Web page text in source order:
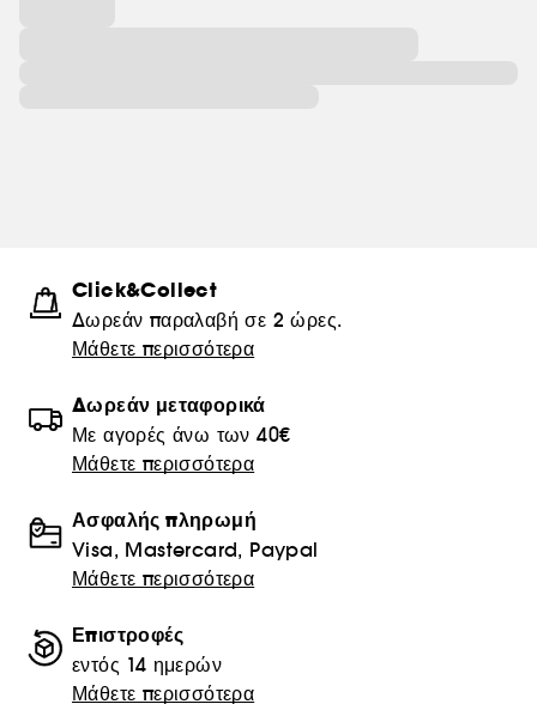
Click&Collect
Δωρεάν παραλαβή σε 2 ώρες.
Μάθετε περισσότερα
Δωρεάν μεταφορικά
Με αγορές άνω των 40€
Μάθετε περισσότερα
Ασφαλής πληρωμή
Visa, Mastercard, Paypal
Μάθετε περισσότερα
Επιστροφές
εντός 14 ημερών
Μάθετε περισσότερα